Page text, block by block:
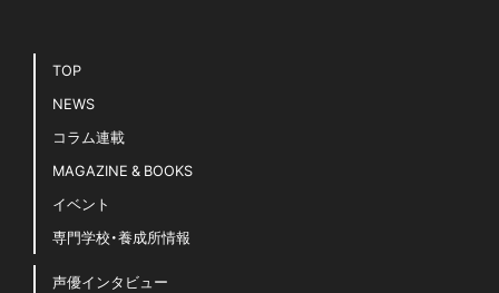
TOP
NEWS
コラム連載
MAGAZINE & BOOKS
イベント
専門学校・養成所情報
声優インタビュー